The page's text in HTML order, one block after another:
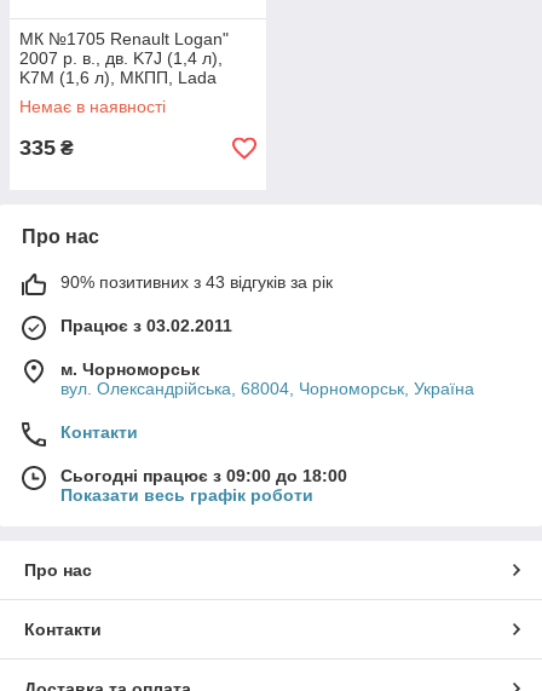
МК №1705 Renault Logan"
2007 р. в., дв. K7J (1,4 л),
K7M (1,6 л), МКПП, Lada
Largus, дв.1,6 л, 8-кл, МКПП
Немає в наявності
335 ₴
Про нас
90% позитивних з 43 відгуків за рік
Працює з 03.02.2011
м. Чорноморськ
вул. Олександрійська, 68004, Чорноморськ, Україна
Контакти
Сьогодні працює з 09:00 до 18:00
Показати весь графік роботи
Про нас
Контакти